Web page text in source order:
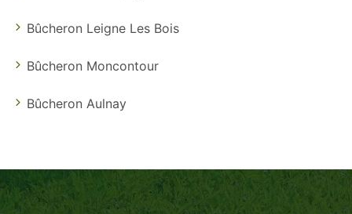
Bûcheron Leigne Les Bois
Bûcheron Moncontour
Bûcheron Aulnay